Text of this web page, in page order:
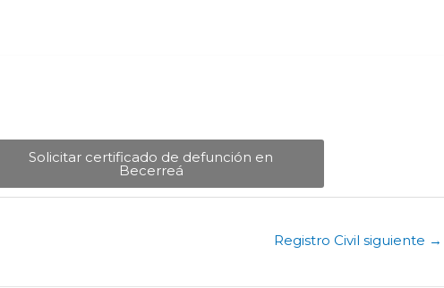
Solicitar certificado de defunción en
Becerreá​
Registro Civil siguiente →